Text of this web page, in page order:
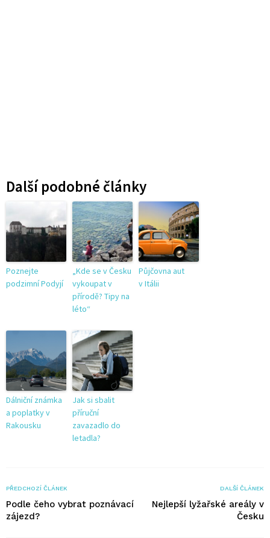
Další podobné články
Poznejte
podzimní Podyjí
„Kde se v Česku
vykoupat v
přírodě? Tipy na
léto“
Půjčovna aut
v Itálii
Dálniční známka
a poplatky v
Rakousku
Jak si sbalit
příruční
zavazadlo do
letadla?
PŘEDCHOZÍ ČLÁNEK
Podle čeho vybrat poznávací
zájezd?
DALŠÍ ČLÁNEK
Nejlepší lyžařské areály v
Česku